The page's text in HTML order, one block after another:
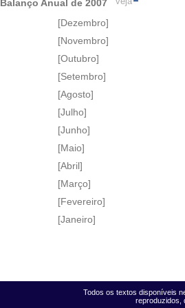
Balanço Anual de 2007
[Dezembro]
[Novembro]
[Outubro]
[Setembro]
[Agosto]
[Julho]
[Junho]
[Maio]
[Abril]
[Março]
[Fevereiro]
[Janeiro]
Todos os textos disponíveis
reproduzidos,